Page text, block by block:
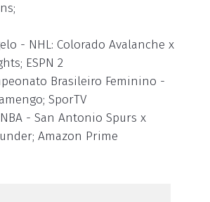
- NHL: Colorado Avalanche x
ESPN 2
Brasileiro Feminino -
SporTV
- San Antonio Spurs x
Amazon Prime